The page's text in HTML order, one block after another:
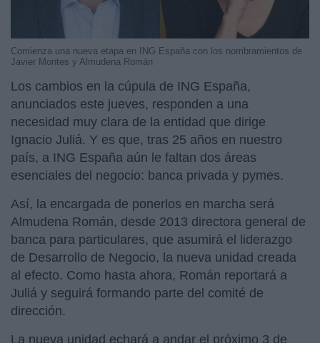
Comienza una nueva etapa en ING España con los nombramientos de
Javier Montes y Almudena Román
Los cambios en la cúpula de ING España,
anunciados este jueves, responden a una
necesidad muy clara de la entidad que dirige
Ignacio Juliá. Y es que, tras 25 años en nuestro
país, a ING España aún le faltan dos áreas
esenciales del negocio: banca privada y pymes.
Así, la encargada de ponerlos en marcha será
Almudena Román, desde 2013 directora general de
banca para particulares, que asumirá el liderazgo
de Desarrollo de Negocio, la nueva unidad creada
al efecto. Como hasta ahora, Román reportará a
Juliá y seguirá formando parte del comité de
dirección.
La nueva unidad echará a andar el próximo 3 de